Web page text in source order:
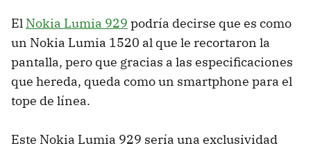
El Nokia Lumia 929 podría decirse que es como
un Nokia Lumia 1520 al que le recortaron la
pantalla, pero que gracias a las especificaciones
que hereda, queda como un smartphone para el
tope de línea.
Este Nokia Lumia 929 sería una exclusividad